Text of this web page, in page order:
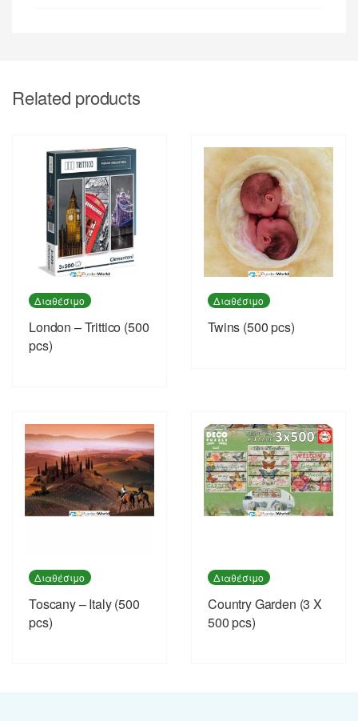
Related products
Διαθέσιμο
London – Trittico (500
pcs)
Διαθέσιμο
Twins (500 pcs)
Διαθέσιμο
Toscany – Italy (500
pcs)
Διαθέσιμο
Country Garden (3 X
500 pcs)